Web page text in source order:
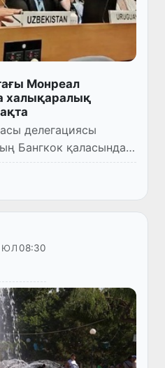
Монреал
халықаралық
делегациясы
Бангкок қаласында
протоколы
Жумысшы
сондай-...
08:30